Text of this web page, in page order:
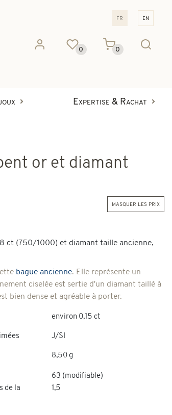
fr en
0 0
Expertise & Rachat
or et diamant
masquer les prix
ct (750/1000) et diamant taille ancienne,
bague ancienne. Elle représente un
ciselée est sertie d'un diamant taillé à
bien dense et agréable à porter.
environ 0,15 ct
J/SI
8,50 g
63 (modifiable)
de la
1,5